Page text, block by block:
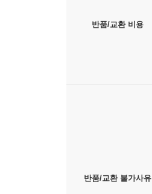
반품/교환 비용
반품/교환 불가사유